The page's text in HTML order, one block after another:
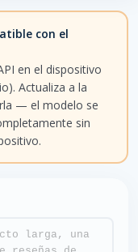
con el
en el dispositivo
Actualiza a la
— el modelo se
sin